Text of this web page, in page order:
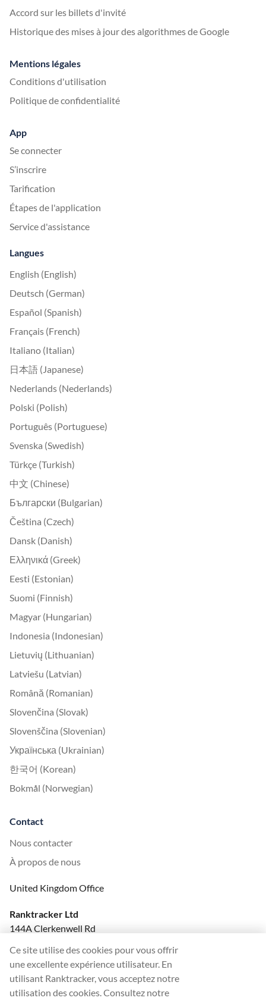
Accord sur les billets d'invité
Historique des mises à jour des algorithmes de Google
Mentions légales
Conditions d'utilisation
Politique de confidentialité
App
Se connecter
S’inscrire
Tarification
Étapes de l'application
Service d'assistance
Langues
English (English)
Deutsch (German)
Español (Spanish)
Français (French)
Italiano (Italian)
日本語 (Japanese)
Nederlands (Nederlands)
Polski (Polish)
Português (Portuguese)
Svenska (Swedish)
Türkçe (Turkish)
中文 (Chinese)
Български (Bulgarian)
Čeština (Czech)
Dansk (Danish)
Ελληνικά (Greek)
Eesti (Estonian)
Suomi (Finnish)
Magyar (Hungarian)
Indonesia (Indonesian)
Lietuvių (Lithuanian)
Latviešu (Latvian)
Română (Romanian)
Slovenčina (Slovak)
Slovenščina (Slovenian)
Українська (Ukrainian)
한국어 (Korean)
Bokmål (Norwegian)
Contact
Nous contacter
À propos de nous
United Kingdom Office
Ranktracker Ltd
144A Clerkenwell Rd
Company No: 08820809
felix@ranktracker.com
Ce site utilise des cookies pour vous offrir
une excellente expérience utilisateur. En
utilisant Ranktracker, vous acceptez notre
utilisation des cookies. Consultez notre